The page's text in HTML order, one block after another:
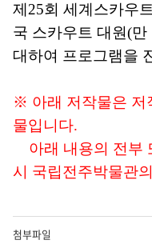
2
실
선
비
살
실
어
게
찾
제25회 세계스카우
국 스카우트 대원(만
대하여 프로그램을
※ 아래 저작물은 저
물입니다.
아래 내용의 전부
시 국립전주박물관
첨부파일